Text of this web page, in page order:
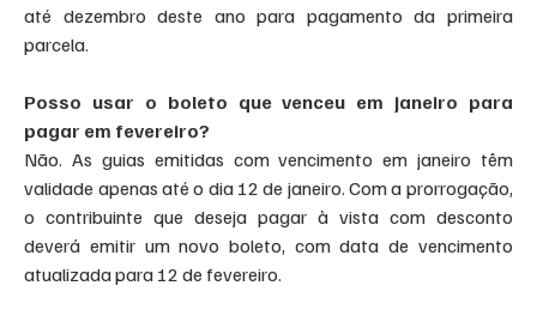
até dezembro deste ano para pagamento da primeira
parcela.
Posso usar o boleto que venceu em janeiro para
pagar em fevereiro?
Não. As guias emitidas com vencimento em janeiro têm
validade apenas até o dia 12 de janeiro. Com a prorrogação,
o contribuinte que deseja pagar à vista com desconto
deverá emitir um novo boleto, com data de vencimento
atualizada para 12 de fevereiro.